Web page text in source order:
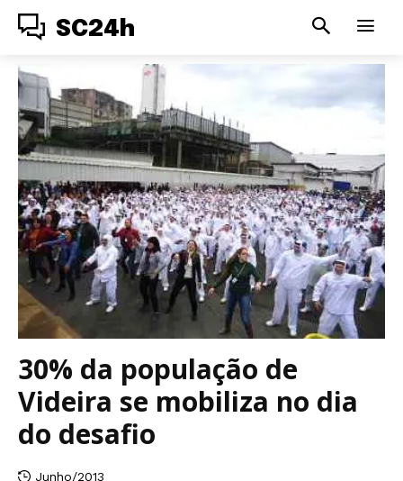
SC24h
30% da população de
Videira se mobiliza no dia
do desafio
Junho/2013